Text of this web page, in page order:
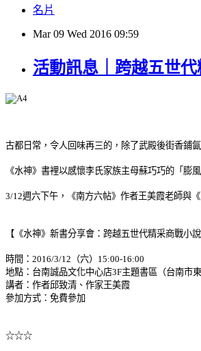
名片
Mar 09 Wed 2016 09:59
活動訊息｜跨越五世
古都日常，令人回味再三的，除了武殿後街香鋪
《水神》書裡以感懷李氏家族主母蘇巧巧的「膨
3/12週六下午，《南方六帖》作者王美霞老師與
【《水神》新書分享會：跨越五世代精采商戰小
時間：2016/3/12（六）15:00-16:00
地點：台南誠品文化中心店3F主題書區（台南市
講者：作者邱致清、作家王美霞
參加方式：免費參加
☆☆☆